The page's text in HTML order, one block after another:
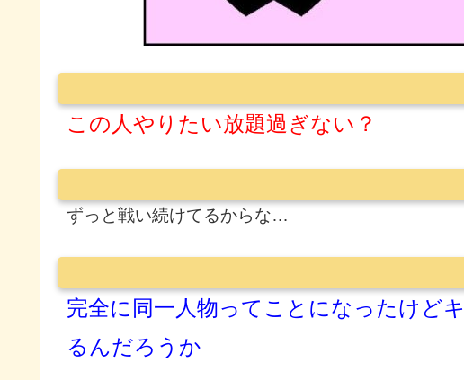
この人やりたい放題過ぎない？
ずっと戦い続けてるからな…
完全に同一人物ってことになったけど
るんだろうか